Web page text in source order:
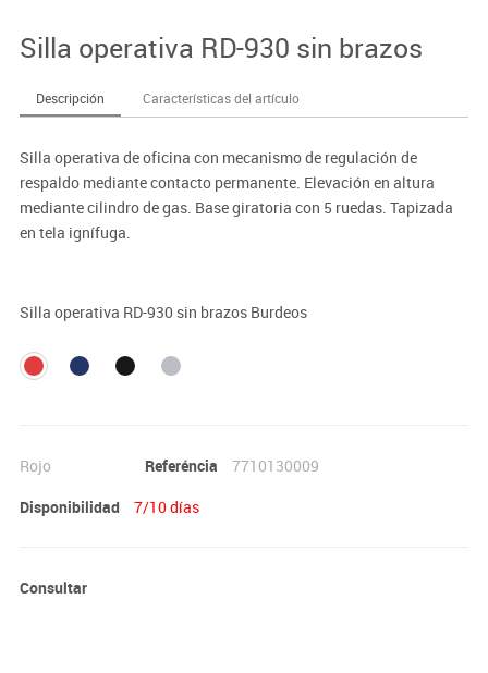
Silla operativa RD-930 sin brazos
Descripción Características del artículo
Silla operativa de oficina con mecanismo de regulación de
respaldo mediante contacto permanente. Elevación en altura
mediante cilindro de gas. Base giratoria con 5 ruedas. Tapizada
en tela ignífuga.
Silla operativa RD-930 sin brazos Burdeos
Rojo Referéncia
7710130009
Disponibilidad
7/10 días
Consultar